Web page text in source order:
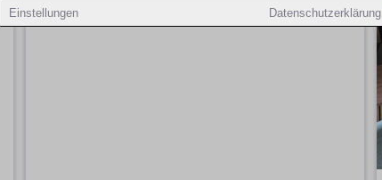
Einstellungen Datenschutzerklärung